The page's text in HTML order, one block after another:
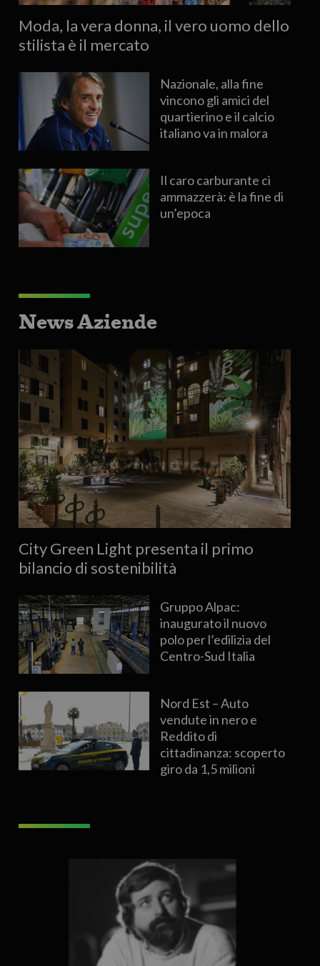
Moda, la vera donna, il vero uomo dello
stilista è il mercato
Nazionale, alla fine
vincono gli amici del
quartierino e il calcio
italiano va in malora
Il caro carburante ci
ammazzerà: è la fine di
un’epoca
News Aziende
City Green Light presenta il primo
bilancio di sostenibilità
Gruppo Alpac:
inaugurato il nuovo
polo per l’edilizia del
Centro-Sud Italia
Nord Est – Auto
vendute in nero e
Reddito di
cittadinanza: scoperto
giro da 1,5 milioni